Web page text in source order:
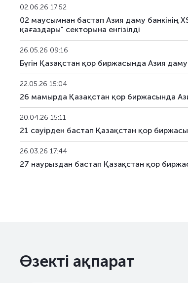
02.06.26 17:52
02 маусымнан бастап Азия даму банкінің
қағаздары" секторына енгізілді
26.05.26 09:16
Бүгін Қазақстан қор биржасында Азия
22.05.26 15:04
26 мамырда Қазақстан қор биржасында
20.04.26 15:11
21 сәуірден бастап Қазақстан қор
26.03.26 17:44
27 наурыздан бастап Қазақстан қор
Өзекті ақпарат